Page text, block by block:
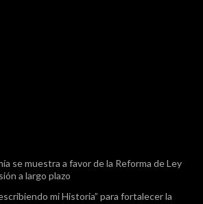
se muestra a favor de la Reforma de Ley
a largo plazo
mi Historia” para fortalecer la